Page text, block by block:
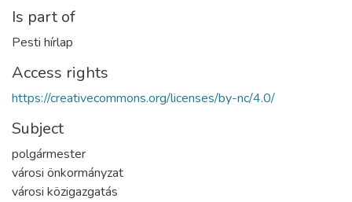
Is part of
Pesti hírlap
Access rights
https://creativecommons.org/licenses/by-nc/4.0/
Subject
polgármester
városi önkormányzat
városi közigazgatás